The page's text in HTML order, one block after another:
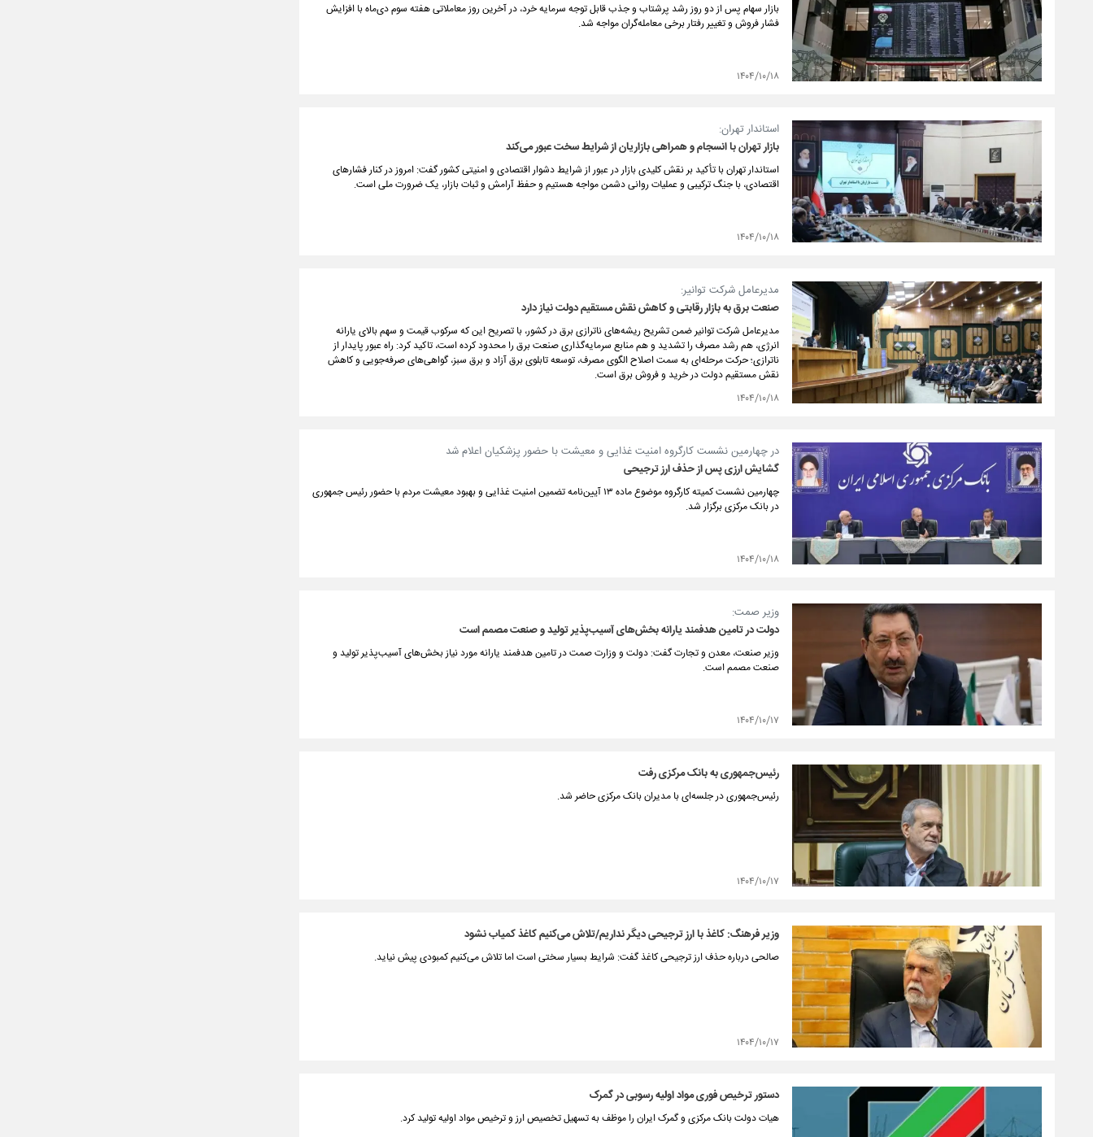
بازار سهام پس از دو روز رشد پرشتاب و جذب قابل توجه سرمایه خرد، در آخرین روز معاملاتی هفته سوم دی‌ماه با افزایش
فشار فروش و تغییر رفتار برخی معامله‌گران مواجه شد.
۱۴۰۴/۱۰/۱۸
استاندار تهران:
بازار تهران با انسجام و همراهی بازاریان از شرایط سخت عبور می‌کند
استاندار تهران با تأکید بر نقش کلیدی بازار در عبور از شرایط دشوار اقتصادی و امنیتی کشور گفت: امروز در کنار فشارهای
اقتصادی، با جنگ ترکیبی و عملیات روانی دشمن مواجه هستیم و حفظ آرامش و ثبات بازار، یک ضرورت ملی است.
۱۴۰۴/۱۰/۱۸
مدیرعامل شرکت توانیر:
صنعت برق به بازار رقابتی و کاهش نقش مستقیم دولت نیاز دارد
مدیرعامل شرکت توانیر ضمن تشریح ریشه‌های ناترازی برق در کشور، با تصریح این که سرکوب قیمت و سهم بالای یارانه
انرژی، هم رشد مصرف را تشدید و هم منابع سرمایه‌گذاری صنعت برق را محدود کرده است، تاکید کرد: راه عبور پایدار از
ناترازی؛ حرکت مرحله‌ای به سمت اصلاح الگوی مصرف، توسعه تابلوی برق آزاد و برق سبز، گواهی‌های صرفه‌جویی و کاهش
نقش مستقیم دولت در خرید و فروش برق است.
۱۴۰۴/۱۰/۱۸
در چهارمین نشست کارگروه امنیت غذایی و معیشت با حضور پزشکیان اعلام شد
گشایش ارزی پس از حذف ارز ترجیحی
چهارمین نشست کمیته کارگروه موضوع ماده ۱۳ آیین‌نامه تضمین امنیت غذایی و بهبود معیشت مردم با حضور رئیس جمهوری
در بانک مرکزی برگزار شد.
۱۴۰۴/۱۰/۱۸
وزیر صمت:
دولت در تامین هدفمند یارانه بخش‌های آسیب‌پذیر تولید و صنعت مصمم است
وزیر صنعت، معدن و تجارت گفت: دولت و وزارت صمت در تامین هدفمند یارانه مورد نیاز بخش‌های آسیب‌پذیر تولید و
صنعت مصمم است.
۱۴۰۴/۱۰/۱۷
رئیس‌جمهوری به بانک مرکزی رفت
رئیس‌جمهوری در جلسه‌ای با مدیران بانک مرکزی حاضر شد.
۱۴۰۴/۱۰/۱۷
وزیر فرهنگ: کاغذ با ارز ترجیحی دیگر نداریم/تلاش می‌کنیم کاغذ کمیاب نشود
صالحی درباره حذف ارز ترجیحی کاغذ گفت: شرایط بسیار سختی است اما تلاش می‌کنیم کمبودی پیش نیاید.
۱۴۰۴/۱۰/۱۷
دستور ترخیص فوری مواد اولیه رسوبی در گمرک
هیات دولت بانک مرکزی و گمرک ایران را موظف به تسهیل تخصیص ارز و ترخیص مواد اولیه تولید کرد.